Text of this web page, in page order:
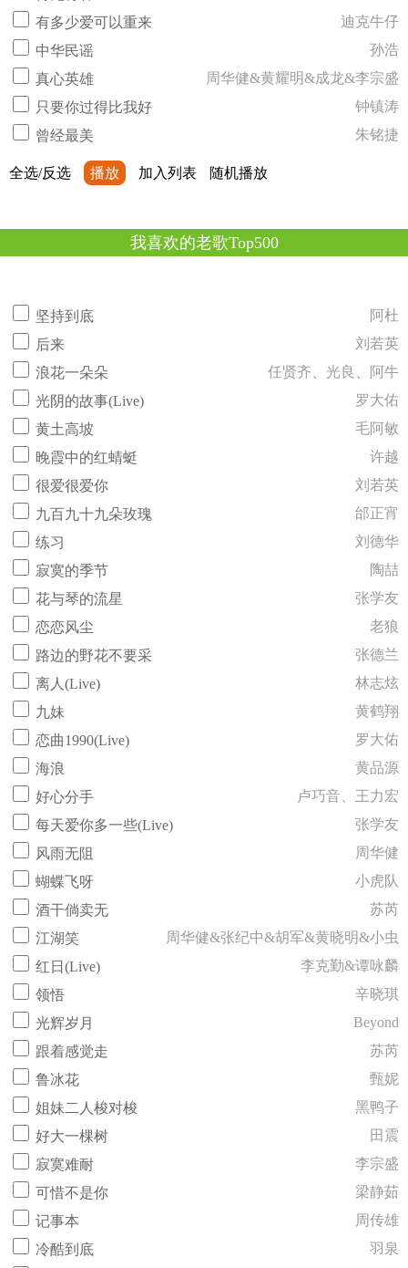
有多少爱可以重来
迪克牛仔
中华民谣
孙浩
真心英雄
周华健&黄耀明&成龙&李宗盛
只要你过得比我好
钟镇涛
曾经最美
朱铭捷
全选/反选 播放 加入列表 随机播放
我喜欢的老歌Top500
坚持到底
阿杜
后来
刘若英
浪花一朵朵
任贤齐、光良、阿牛
光阴的故事(Live)
罗大佑
黄土高坡
毛阿敏
晚霞中的红蜻蜓
许越
很爱很爱你
刘若英
九百九十九朵玫瑰
邰正宵
练习
刘德华
寂寞的季节
陶喆
花与琴的流星
张学友
恋恋风尘
老狼
路边的野花不要采
张德兰
离人(Live)
林志炫
九妹
黄鹤翔
恋曲1990(Live)
罗大佑
海浪
黄品源
好心分手
卢巧音、王力宏
每天爱你多一些(Live)
张学友
风雨无阻
周华健
蝴蝶飞呀
小虎队
酒干倘卖无
苏芮
江湖笑
周华健&张纪中&胡军&黄晓明&小虫
红日(Live)
李克勤&谭咏麟
领悟
辛晓琪
光辉岁月
Beyond
跟着感觉走
苏芮
鲁冰花
甄妮
姐妹二人梭对梭
黑鸭子
好大一棵树
田震
寂寞难耐
李宗盛
可惜不是你
梁静茹
记事本
周传雄
冷酷到底
羽泉